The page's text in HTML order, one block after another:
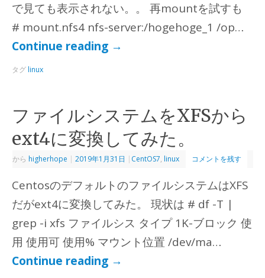
で見ても表示されない。。 再mountを試すも
# mount.nfs4 nfs-server:/hogehoge_1 /op…
Continue reading →
タグ linux
ファイルシステムをXFSから
ext4に変換してみた。
から higherhope | 2019年1月31日 | CentOS7, linux コメントを残す
CentosのデフォルトのファイルシステムはXFS
だがext4に変換してみた。 現状は # df -T |
grep -i xfs ファイルシス タイプ 1K-ブロック 使
用 使用可 使用% マウント位置 /dev/ma…
Continue reading →